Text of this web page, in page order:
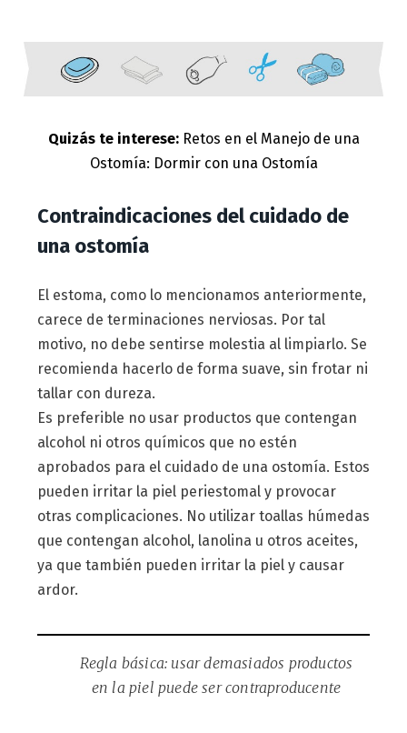
Quizás te interese:Retos en el Manejo de una
Ostomía: Dormir con una Ostomía
Contraindicaciones del cuidado de
una ostomía
El estoma, como lo mencionamos anteriormente,
carece de terminaciones nerviosas. Por tal
motivo, no debe sentirse molestia al limpiarlo. Se
recomienda hacerlo de forma suave, sin frotar ni
tallar con dureza.
Es preferible no usar productos que contengan
alcohol ni otros químicos que no estén
aprobados para el cuidado de una ostomía. Estos
pueden irritar la piel periestomal y provocar
otras complicaciones. No utilizar toallas húmedas
que contengan alcohol, lanolina u otros aceites,
ya que también pueden irritar la piel y causar
ardor.
Regla básica: usar demasiados productos
en la piel puede ser contraproducente